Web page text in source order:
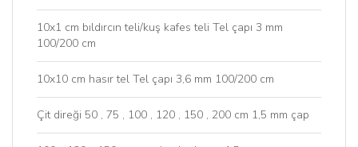
10x1 cm bıldırcın teli/kuş kafes teli Tel çapı 3 mm
100/200 cm
10x10 cm hasır tel Tel çapı 3,6 mm 100/200 cm
Çit direği 50 , 75 , 100 , 120 , 150 , 200 cm 1,5 mm çap